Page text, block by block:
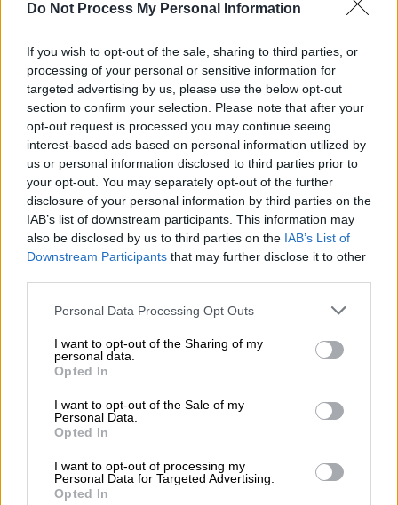
Do Not Process My Personal Information
If you wish to opt-out of the sale, sharing to third parties, or
processing of your personal or sensitive information for
targeted advertising by us, please use the below opt-out
section to confirm your selection. Please note that after your
opt-out request is processed you may continue seeing
interest-based ads based on personal information utilized by
us or personal information disclosed to third parties prior to
your opt-out. You may separately opt-out of the further
disclosure of your personal information by third parties on the
IAB’s list of downstream participants. This information may
also be disclosed by us to third parties on the IAB’s List of
Downstream Participants that may further disclose it to other
Please note that this website/app uses one or more Google
not limited to your visit or usage behaviour. You may click to
grant or deny consent to Google and its third-party tags to
use your data for below specified purposes in below Google
consent section.
Personal Data Processing Opt Outs
I want to opt-out of the Sharing of my
personal data.
Opted In
I want to opt-out of the Sale of my
Personal Data.
Opted In
I want to opt-out of processing my
Personal Data for Targeted Advertising.
Opted In
Υγεία|26.09.2025 09:03
Φαρμάκι τα φάρμακα για τους Έλληνες
ασθενείς – Πόσα πλήρωσαν για
συμμετοχές το 2024 (έρευνα)
Η φαρμακευτική πολιτική που ακολουθείται
τα τελευταία χρόνια, όπως φαίνεται
επιβαρύνει όλο και περισσότερο τους
πολίτες, αφού υποχρεώνονται να βάλουν
βαθιά το χέρι στην τσέπη για τις θεραπείες